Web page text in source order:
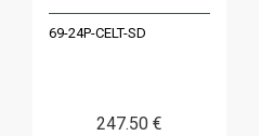
69-24P-CELT-SD
247.50 €